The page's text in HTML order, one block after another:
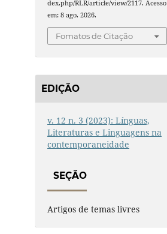
dex.php/RLR/article/view/2117. Acesso
em: 8 ago. 2026.
Fomatos de Citação
EDIÇÃO
v. 12 n. 3 (2023): Línguas,
Literaturas e Linguagens na
contemporaneidade
SEÇÃO
Artigos de temas livres